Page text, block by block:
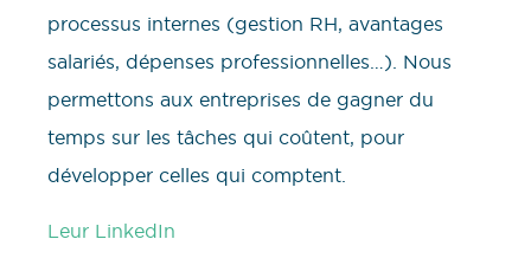
processus internes (gestion RH, avantages
salariés, dépenses professionnelles…). Nous
permettons aux entreprises de gagner du
temps sur les tâches qui coûtent, pour
développer celles qui comptent.
Leur LinkedIn